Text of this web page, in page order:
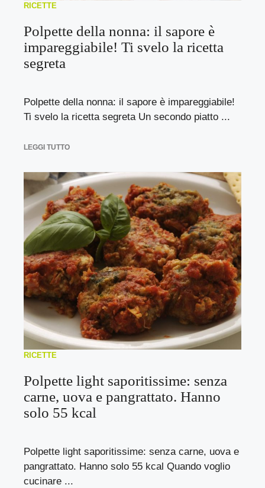
RICETTE
Polpette della nonna: il sapore è
impareggiabile! Ti svelo la ricetta
segreta
Polpette della nonna: il sapore è impareggiabile!
Ti svelo la ricetta segreta Un secondo piatto ...
LEGGI TUTTO
RICETTE
Polpette light saporitissime: senza
carne, uova e pangrattato. Hanno
solo 55 kcal
Polpette light saporitissime: senza carne, uova e
pangrattato. Hanno solo 55 kcal Quando voglio
cucinare ...